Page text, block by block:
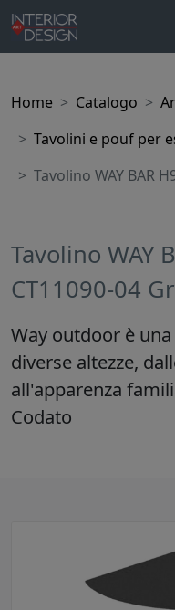
Home Catalogo
Tavolini e pouf per
Tavolino WAY BAR
Tavolino WAY
CT11090-04
Way outdoor è
diverse altezze,
all'apparenza
Codato